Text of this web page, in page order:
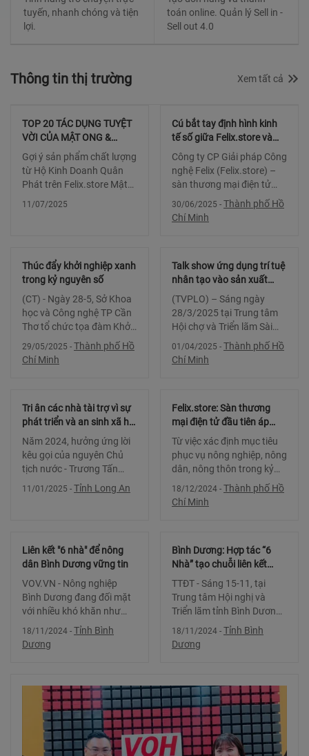
tuyến, nhanh chóng và tiện
lợi.
toán online. Quản lý Sell in -
Sell out 4.0
Thông tin thị trường Xem tất cả
TOP 20 TÁC DỤNG TUYỆT
VỜI CỦA MẬT ONG &
CÁCH SỬ DỤNG HIỆU QUẢ
NHẤT
Gợi ý sản phẩm chất lượng
từ Hộ Kinh Doanh Quân
Phát trên Felix.store Mật
11/07/2025
Cú bắt tay định hình kinh
tế số giữa Felix.store và
Tập đoàn Green+
Công ty CP Giải pháp Công
nghệ Felix (Felix.store) –
sàn thương mại điện tử
B2B đầu tiên của Việt
Nam vừa chính thức ký
thỏa thuận hợp tác chiến
hành x
30/06/2025 - Thành phố Hồ
Chí Minh
Thúc đẩy khởi nghiệp xanh
trong kỷ nguyên số
(CT) - Ngày 28-5, Sở Khoa
học và Công nghệ TP Cần
Thơ tổ chức tọa đàm Khởi
nghiệp xanh: cơ hội và
thách thức trong kỷ
nguyên số. Các đại biểu
bối
29/05/2025 - Thành phố Hồ
Chí Minh
Talk show ứng dụng trí tuệ
nhân tạo vào sản xuất
nông sản, nông nghiệp
công nghệ cao
(TVPLO) – Sáng ngày
28/3/2025 tại Trung tâm
Hội chợ và Triển lãm Sài
Gòn (SECC), TP.HCM, Talk
Show “Ứng dụng AI cho
Doanh nghiệp & Thương
do Hiệp hội T
01/04/2025 - Thành phố Hồ
Chí Minh
Tri ân các nhà tài trợ vì sự
phát triển và an sinh xã hội
tỉnh Long An năm 2024
Năm 2024, hưởng ứng lời
kêu gọi của nguyên Chủ
tịch nước - Trương Tấn
Sang và nguyên Phó Thủ
tướng Thường trực Chính
11/01/2025 - Tỉnh Long An
Felix.store: Sàn thương
mại điện tử đầu tiên áp
dụng tiêu chí B2B phục vụ
nông dân tiêu thụ nông
sản theo hình thức mua sỉ,
bán sỉ
Từ việc xác định mục tiêu
phục vụ nông nghiệp, nông
dân, nông thôn trong kỷ
thương mại điện tử
(TMĐT) mới đựơc vận
hướng ?
18/12/2024 - Thành phố Hồ
Chí Minh
Liên kết "6 nhà" để nông
dân Bình Dương vững tin
VOV.VN - Nông nghiệp
Bình Dương đang đối mặt
với nhiều khó khăn như
sản xuất nhỏ lẻ, thiếu thị
trường ổn định. Để giải
quyết những vấn đề này,
18/11/2024 - Tỉnh Bình
Dương
Bình Dương: Hợp tác “6
Nhà” tạo chuỗi liên kết
nâng cao giá trị nông sản
TTĐT - Sáng 15-11, tại
Trung tâm Hội nghị và
Triển lãm tỉnh Bình Dương,
Hội Nông dân tỉnh tổ chức
Hội nghị triển khai Chương
trình hợp tác "6 Nhà", tạo
18/11/2024 - Tỉnh Bình
Dương